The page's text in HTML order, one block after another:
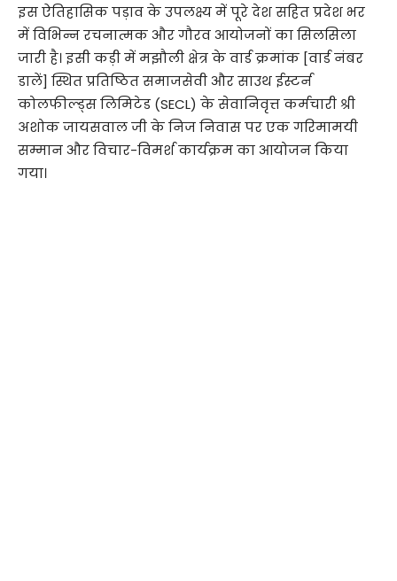
इस ऐतिहासिक पड़ाव के उपलक्ष्य में पूरे देश सहित प्रदेश भर
में विभिन्न रचनात्मक और गौरव आयोजनों का सिलसिला
जारी है। इसी कड़ी में मझौली क्षेत्र के वार्ड क्रमांक [वार्ड नंबर
डालें] स्थित प्रतिष्ठित समाजसेवी और साउथ ईस्टर्न
कोलफील्ड्स लिमिटेड (SECL) के सेवानिवृत्त कर्मचारी श्री
अशोक जायसवाल जी के निज निवास पर एक गरिमामयी
सम्मान और विचार-विमर्श कार्यक्रम का आयोजन किया
गया।